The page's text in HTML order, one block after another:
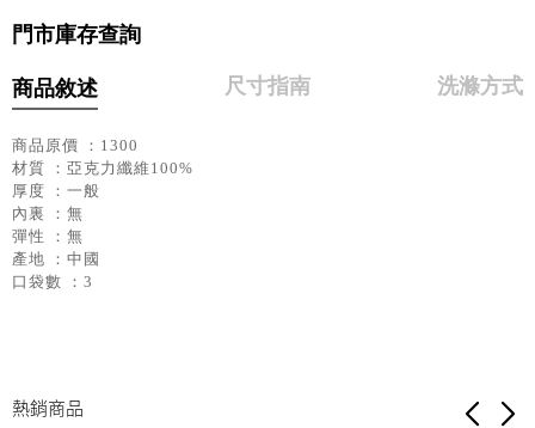
門市庫存查詢
商品敘述 尺寸指南 洗滌方式
商品原價 ：1300
材質 ：亞克力纖維100%
厚度 ：一般
內裏 ：無
彈性 ：無
產地 ：中國
口袋數 ：3
熱銷商品